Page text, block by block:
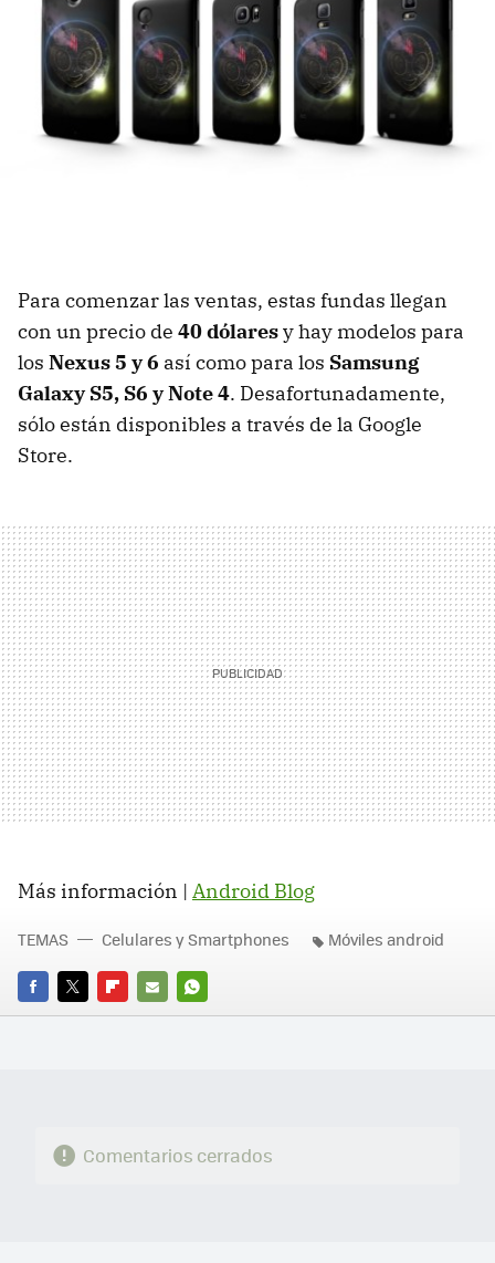
Para comenzar las ventas, estas fundas llegan
con un precio de 40 dólaresy hay modelos para
los Nexus 5 y 6 así como para los Samsung
Galaxy S5, S6 y Note 4. Desafortunadamente,
sólo están disponibles a través de la Google
Store.
Más información | Android Blog
FACEBOOK
TWITTERFLIPBOARD
E-
WHATSAPP
TEMAS Celulares y Smartphones Móviles android
Comentarios cerrados